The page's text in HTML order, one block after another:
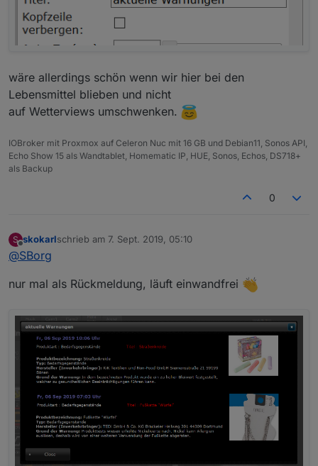
wäre allerdings schön wenn wir hier bei den
Lebensmittel blieben und nicht
auf Wetterviews umschwenken.
IOBroker mit Proxmox auf Celeron Nuc mit 16 GB und Debian11, Sonos API,
Echo Show 15 als Wandtablet, Homematic IP, HUE, Sonos, Echos, DS718+
als Backup
0
S
Offline
skokarlschrieb am 7. Sept. 2019, 05:10
zuletzt editiert von
@SBorg
nur mal als Rückmeldung, läuft einwandfrei